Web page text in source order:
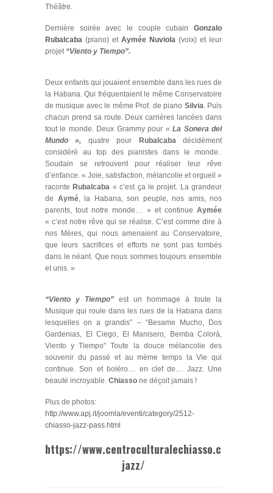
Théâtre.
Dernière soirée avec le couple cubain Gonzalo
Rubalcaba (piano) et Aymée Nuviola (voix) et leur
projet “Viento y Tiempo”.
Deux enfants qui jouaient ensemble dans les rues de
la Habana. Qui fréquentaient le même Conservatoire
de musique avec le même Prof. de piano Silvia. Puis
chacun prend sa route. Deux carrières lancées dans
tout le monde. Deux Grammy pour «La Sonera del
Mundo », quatre pour Rubalcabadécidément
considéré au top des pianistes dans le monde.
Soudain se retrouvent pour réaliser leur rêve
d’enfance. « Joie, satisfaction, mélancolie et orgueil »
raconte Rubalcaba « c’est ça le projet. La grandeur
de Aymé, la Habana, son peuple, nos amis, nos
parents, tout notre monde… » et continue Aymée
« c’est notre rêve qui se réalise. C’est comme dire à
nos Mères, qui nous amenaient au Conservatoire,
que leurs sacrifices et efforts ne sont pas tombés
dans le néant. Que nous sommes toujours ensemble
et unis. »
“Viento y Tiempo” est un hommage à toute la
Musique qui roule dans les rues de la Habana dans
lesquelles on a grandis” – “Besame Mucho, Dos
Gardenias, El Ciego, El Manisero, Bemba Colorà,
Viento y Tiempo” Toute la douce mélancolie des
souvenir du passé et au mème temps la Vie qui
continue. Son et boléro… en clef de… Jazz. Une
beauté incroyable. Chiasso ne déçoit jamais !
Plus de photos:
http://www.apj.it/joomla/eventi/category/2512-
chiasso-jazz-pass.html
https://www.centroculturalechiasso.ch/
jazz/